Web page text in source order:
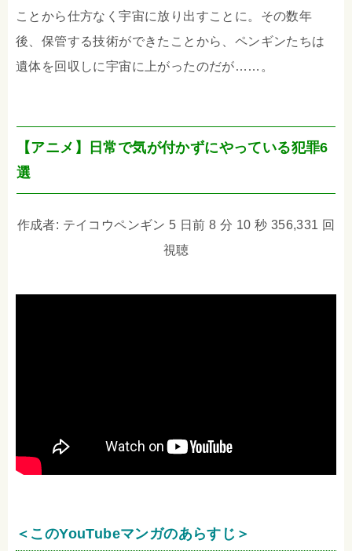
ことから仕方なく宇宙に放り出すことに。その数年
後、保管する技術ができたことから、ペンギンたちは
遺体を回収しに宇宙に上がったのだが……。
【アニメ】日常で気が付かずにやっている犯罪6
選
作成者: テイコウペンギン 5 日前 8 分 10 秒 356,331 回
視聴
＜このYouTubeマンガのあらすじ＞